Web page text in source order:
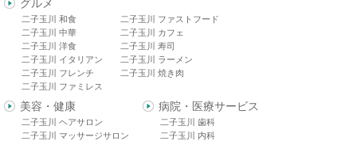
グルメ
二子玉川 和食
二子玉川 中華
二子玉川 洋食
二子玉川 イタリアン
二子玉川 フレンチ
二子玉川 ファミレス
二子玉川 ファストフード
二子玉川 カフェ
二子玉川 寿司
二子玉川 ラーメン
二子玉川 焼き肉
美容・健康
二子玉川 ヘアサロン
二子玉川 マッサージサロン
病院・医療サービス
二子玉川 歯科
二子玉川 内科